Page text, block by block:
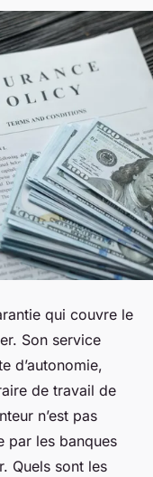
qui couvre le
Son service
d’autonomie,
de travail de
n’est pas
par les banques
Quels sont les